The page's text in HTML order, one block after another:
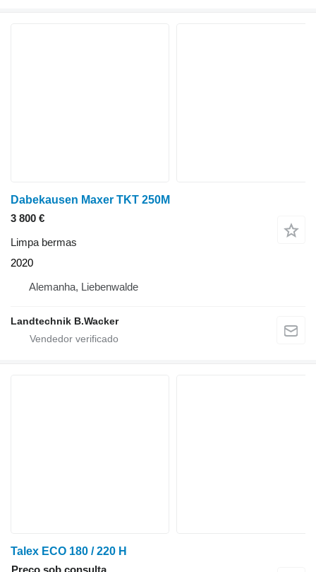
Dabekausen Maxer TKT 250M
3 800 €
Limpa bermas
2020
Alemanha, Liebenwalde
Landtechnik B.Wacker
Talex ECO 180 / 220 H
Preço sob consulta